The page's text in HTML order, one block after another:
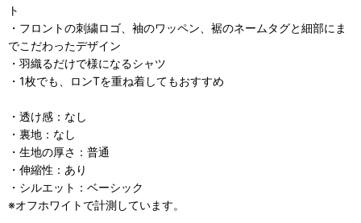
ト
・フロントの刺繍ロゴ、袖のワッペン、裾のネームタグと細部にま
でこだわったデザイン
・羽織るだけで様になるシャツ
・1枚でも、ロンTを重ね着してもおすすめ
・透け感：なし
・裏地：なし
・生地の厚さ：普通
・伸縮性：あり
・シルエット：ベーシック
※オフホワイトで計測しています。